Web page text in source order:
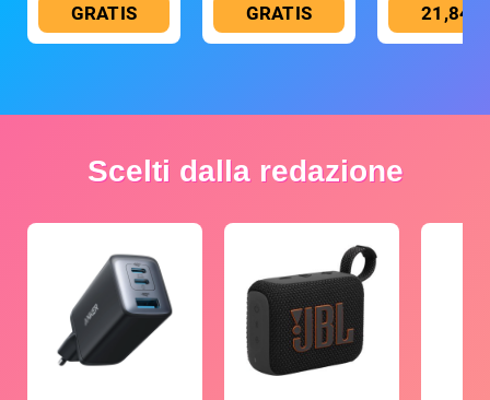
GRATIS GRATIS 21,84 €
Scelti dalla redazione